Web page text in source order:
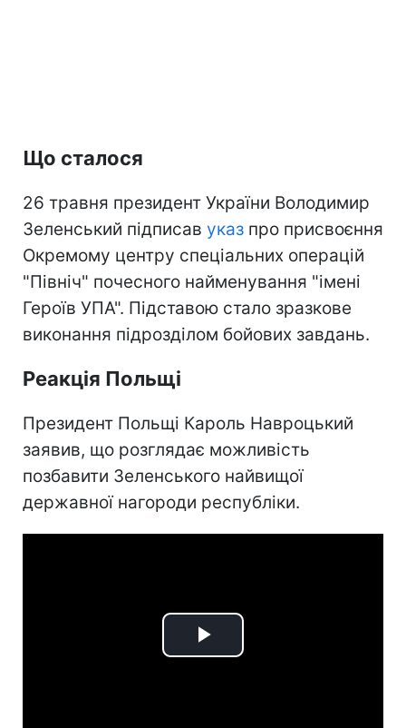
Що сталося
26 травня президент України Володимир
Зеленський підписав указ про присвоєння
Окремому центру спеціальних операцій
"Північ" почесного найменування "імені
Героїв УПА". Підставою стало зразкове
виконання підрозділом бойових завдань.
Реакція Польщі
Президент Польщі Кароль Навроцький
заявив, що розглядає можливість
позбавити Зеленського найвищої
державної нагороди республіки.
Play